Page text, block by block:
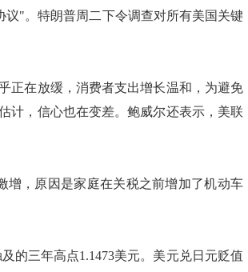
"。特朗普周二下令调查对所有美国关键
在放缓，消费者支出增长温和，为避免
计，信心也在变差。鲍威尔还表示，美联
，原因是家庭在关税之前增加了机动车
三年高点1.1473美元。美元兑日元贬值